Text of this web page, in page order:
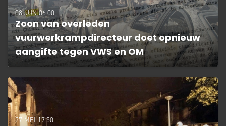
08 JUN 06:00
Zoon van overleden
vuurwerkrampdirecteur doet opnieuw
aangifte tegen VWS en OM
27 MEI 17:50